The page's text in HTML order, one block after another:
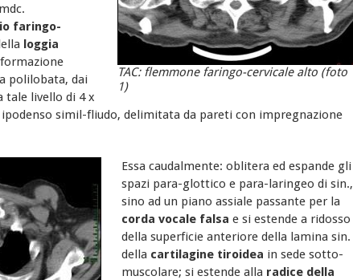
TAC: flemmone faringo-cervicale alto (foto
1)
faringo-
loggia
polilobata, dai
tale livello di 4 x
simil-fliudo, delimitata da pareti con impregnazione
Essa caudalmente: oblitera ed espande gli
spazi para-glottico e para-laringeo di sin.,
sino ad un piano assiale passante per la
corda vocale falsa e si estende a ridosso
della superficie anteriore della lamina sin.
della cartilagine tiroidea in sede sotto-
muscolare; si estende alla radice della